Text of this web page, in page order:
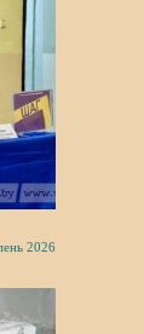
2026